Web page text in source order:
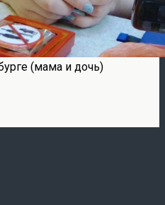
(мама и дочь)